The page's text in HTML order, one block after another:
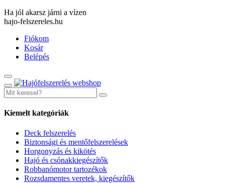
Ha jól akarsz járni a vízen
hajo-felszereles.hu
Fiókom
Kosár
Belépés
Kiemelt kategóriák
Deck felszerelés
Biztonsági és mentőfelszerelések
Horgonyzás és kikötés
Hajó és csónakkiegészítők
Robbanómotor tartozékok
Rozsdamentes veretek, kiegészítők